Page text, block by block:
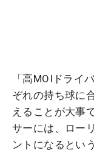
「高MOIドライ
ぞれの持ち球に
えることが大事
サーには、ロー
ントになるとい